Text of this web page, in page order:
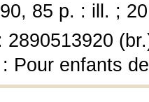
85 p. : ill. ;
2890513920
Pour enfants